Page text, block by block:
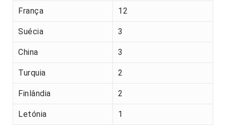
França 12
Suécia 3
China 3
Turquia 2
Finlândia 2
Letónia 1